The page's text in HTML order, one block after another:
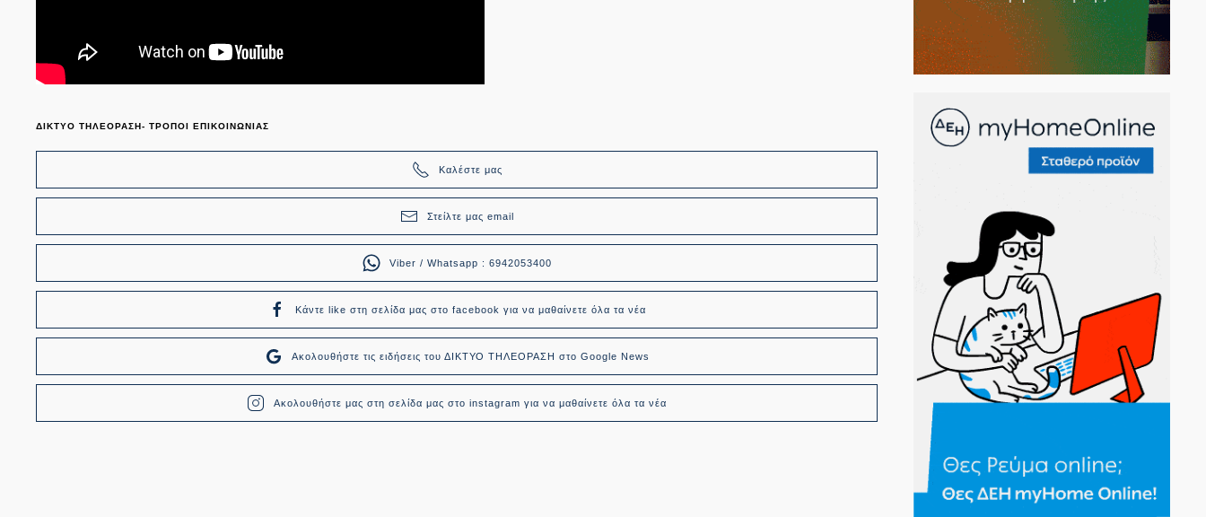
ΔΙΚΤΥΟ ΤΗΛΕΟΡΑΣΗ- ΤΡΟΠΟΙ ΕΠΙΚΟΙΝΩΝΙΑΣ
Καλέστε μας
Στείλτε μας email
Viber / Whatsapp : 6942053400
Κάντε like στη σελίδα μας στο facebook για να μαθαίνετε όλα τα νέα
Ακολουθήστε τις ειδήσεις του ΔΙΚΤΥΟ ΤΗΛΕΟΡΑΣΗ στο Google News
Ακολουθήστε μας στη σελίδα μας στο instagram για να μαθαίνετε όλα τα νέα